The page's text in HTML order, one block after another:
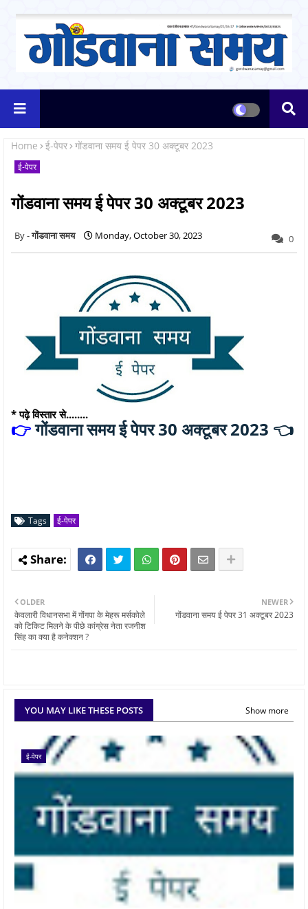
Home ई-पेपर गोंडवाना समय ई पेपर 30 अक्टूबर 2023
ई-पेपर
गोंडवाना समय ई पेपर 30 अक्टूबर 2023
गोंडवाना समय Monday, October 30, 2023 0
* पढ़े विस्तार से........
👉गोंडवाना समय ई पेपर 30 अक्टूबर 2023 👈
Tags ई-पेपर
NEWER
गोंडवाना समय ई पेपर 31 अक्टूबर 2023
OLDER
केवलारी विधानसभा में गोंगपा के मेहरू मर्सकोले
को टिकिट मिलने के पीछे कांग्रेस नेता रजनीश
सिंह का क्या है कनेक्शन ?
YOU MAY LIKE THESE POSTS Show more
ई-पेपर